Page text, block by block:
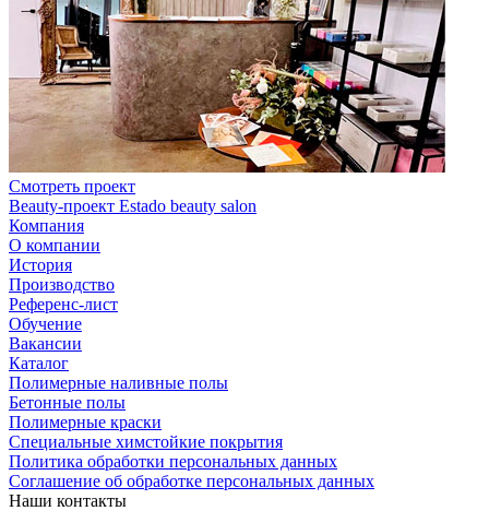
Смотреть проект
Beauty-проект Estado beauty salon
Компания
О компании
История
Производство
Референс-лист
Обучение
Вакансии
Каталог
Полимерные наливные полы
Бетонные полы
Полимерные краски
Специальные химстойкие покрытия
Политика обработки персональных данных
Cоглашение об обработке персональных данных
Наши контакты